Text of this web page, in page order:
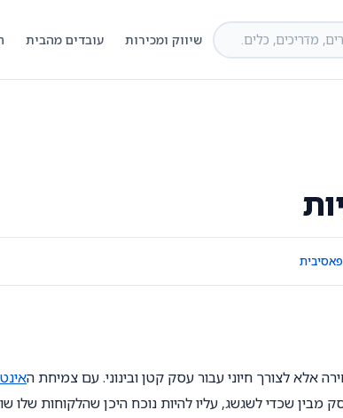
שיווק ומכירות עובדים מהבית
אלא לצורך חיוני עבור עסק קטן ובינוני. עם צמיחת ה
שכדי לשגשג, עליו להיות נוכח היכן שהלקוחות שלו